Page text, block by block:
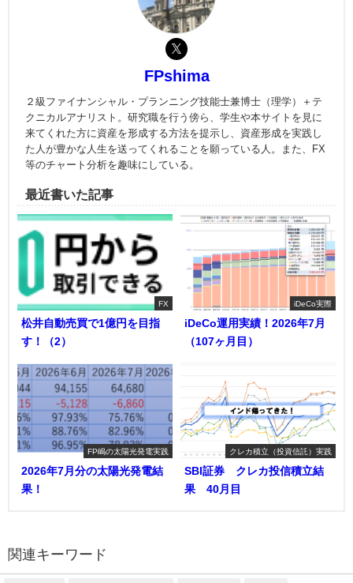
FPshima
２級ファイナンシャル・プランニング技能士兼博士（理学）＋テ
クニカルアナリスト。研究職を行う傍ら、学生や本サイトを見に
来てくれた方に資産を形成する方法を提示し、資産形成を実践し
た人が豊かな人生を送ってくれることを願っている人。また、FX
等のチャート分析を趣味にしている。
最近書いた記事
FX
松井自動売買で1億円を目指
す！（2）
iDeCo実際
iDeCo運用実績！2026年7月
（107ヶ月目）
FP嶋の太陽光発電実践
2026年7月分の太陽光発電結
果！
クレカ積立（投資信託）実践
SBI証券 クレカ投信積立結
果 40月目
関連キーワード